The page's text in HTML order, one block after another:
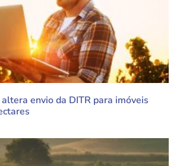
envio da DITR para imóveis